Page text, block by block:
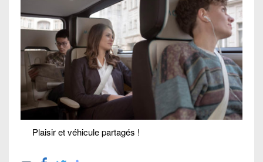
Plaisir et véhicule partagés !